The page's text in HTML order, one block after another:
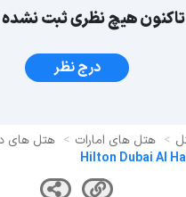
تاکنون هیچ نظری ثبت
درج نظر
هتل های امارات
هتل های
Hilton Dubai Al